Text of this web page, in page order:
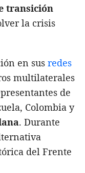
transición
la crisis
en sus redes
multilaterales
de
Colombia y
. Durante
del Frente